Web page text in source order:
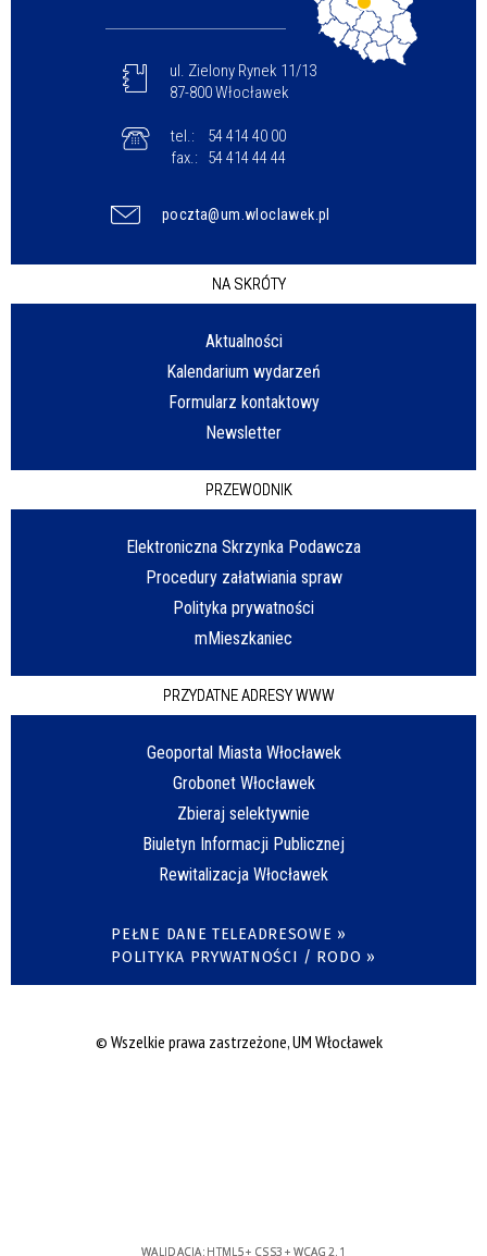
ul. Zielony Rynek 11/13
87-800 Włocławek
tel.:
54 414 40 00
fax.:
54 414 44 44
poczta@um.wloclawek.pl
NA SKRÓTY
Aktualności
Kalendarium wydarzeń
Formularz kontaktowy
Newsletter
PRZEWODNIK
Elektroniczna Skrzynka Podawcza
Procedury załatwiania spraw
Polityka prywatności
mMieszkaniec
PRZYDATNE ADRESY WWW
Geoportal Miasta Włocławek
Grobonet Włocławek
Zbieraj selektywnie
Biuletyn Informacji Publicznej
Rewitalizacja Włocławek
PEŁNE DANE TELEADRESOWE »
POLITYKA PRYWATNOŚCI / RODO »
© Wszelkie prawa zastrzeżone, UM Włocławek
WALIDACJA: HTML5+ CSS3 + WCAG 2.1